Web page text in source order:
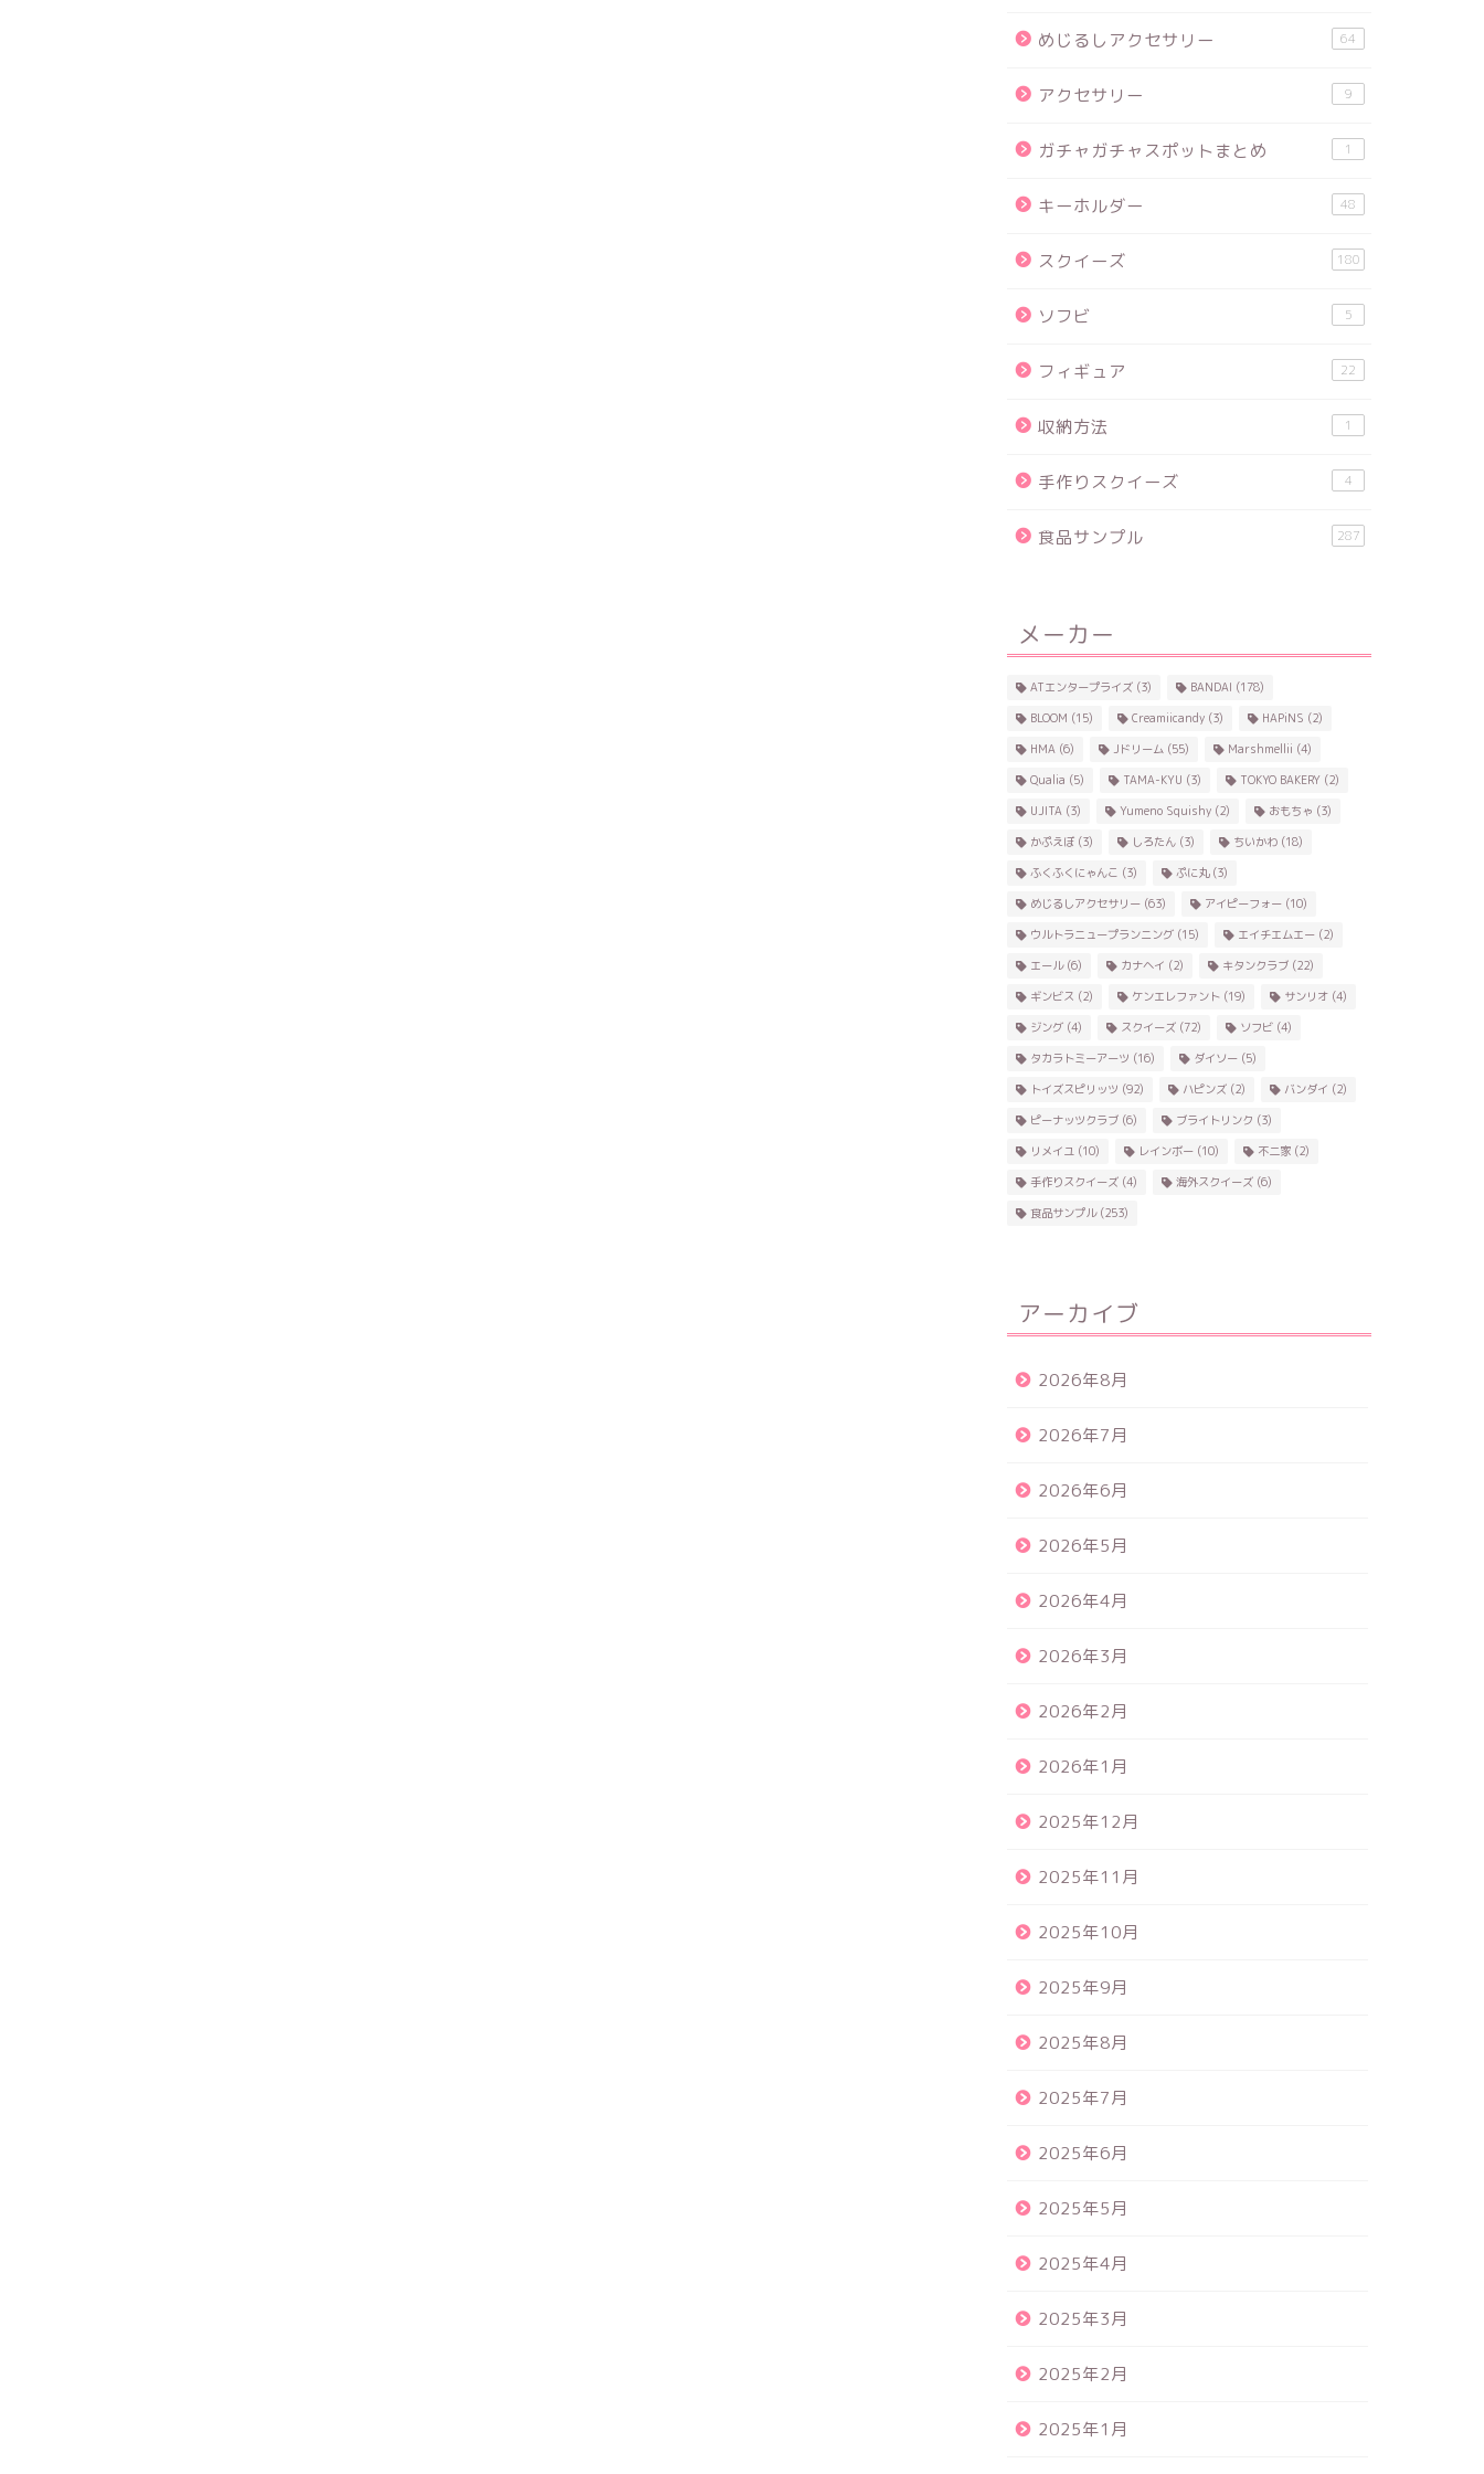
めじるしアクセサリー 64
アクセサリー 9
ガチャガチャスポットまとめ 1
キーホルダー 48
スクイーズ 180
ソフビ 5
フィギュア 22
収納方法 1
手作りスクイーズ 4
食品サンプル 287
メーカー
ATエンタープライズ(3) BANDAI (178)
BLOOM (15) Creamiicandy(3) HAPiNS (2)
HMA(6) Jドリーム(55) Marshmellii (4)
Qualia (5) TAMA-KYU (3) TOKYO BAKERY(2)
UJITA(3) Yumeno Squishy(2) おもちゃ (3)
かぷえぼ(3) しろたん(3) ちいかわ(18)
ふくふくにゃんこ (3) ぷに丸(3)
めじるしアクセサリー(63) アイピーフォー(10)
ウルトラニュープランニング(15) エイチエムエー(2)
エール(6) カナヘイ (2) キタンクラブ(22)
ギンビス (2) ケンエレファント(19) サンリオ(4)
ジング(4) スクイーズ(72) ソフビ(4)
タカラトミーアーツ (16) ダイソー(5)
トイズスピリッツ (92) ハピンズ(2) バンダイ (2)
ピーナッツクラブ(6) ブライトリンク (3)
リメイユ(10) レインボー(10) 不二家(2)
手作りスクイーズ(4) 海外スクイーズ(6)
食品サンプル(253)
アーカイブ
2026年8月
2026年7月
2026年6月
2026年5月
2026年4月
2026年3月
2026年2月
2026年1月
2025年12月
2025年11月
2025年10月
2025年9月
2025年8月
2025年7月
2025年6月
2025年5月
2025年4月
2025年3月
2025年2月
2025年1月